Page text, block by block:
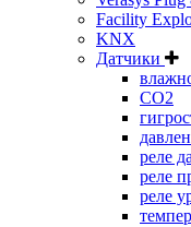
Facility
KNX
Датчики
CO2
реле
реле
реле